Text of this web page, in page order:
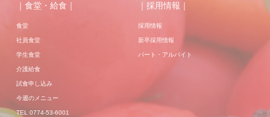
｜食堂・給食｜
食堂
社員食堂
学生食堂
介護給食
試食申し込み
今週のメニュー
TEL 0774-53-6001
｜採用情報｜
採用情報
新卒採用情報
パート・アルバイト